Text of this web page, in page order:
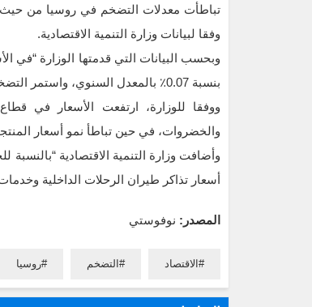
وفقا لبيانات وزارة التنمية الاقتصادية.
بنسبة 0.07٪ بالمعدل السنوي، واستمر التضخم في التباطؤ إلى 13.49 ٪ على أساس سنوي”.
والخضروات، في حين تباطأ نمو أسعار
أسعار تذاكر طيران الرحلات الداخلية
المصدر: نوفوستي
الاقتصاد التضخم روسيا